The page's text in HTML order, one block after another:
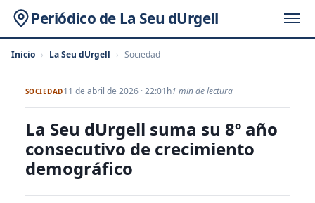
Periódico de La Seu dUrgell
Inicio › La Seu dUrgell › Sociedad
SOCIEDAD11 de abril de 2026 · 22:01h1 min de lectura
La Seu dUrgell suma su 8º año
consecutivo de crecimiento
demográfico